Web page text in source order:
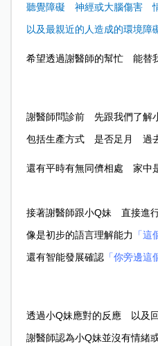
聽覺障礙 神經或大腦傷害
以及最親近的人造成的環境
希望透過謝醫師的幫忙 能替
謝醫師問診前 先跟我們了解
包括生產方式 是否足月 過
還有平時有無同儕相處 家中
接著謝醫師跟小Q妹 直接進
像是初步的語言理解能力
「這
還有智能發展確認「你旁邊這
透過小Q妹應對的反應 以及
謝醫師認為小Q妹並沒有情緒